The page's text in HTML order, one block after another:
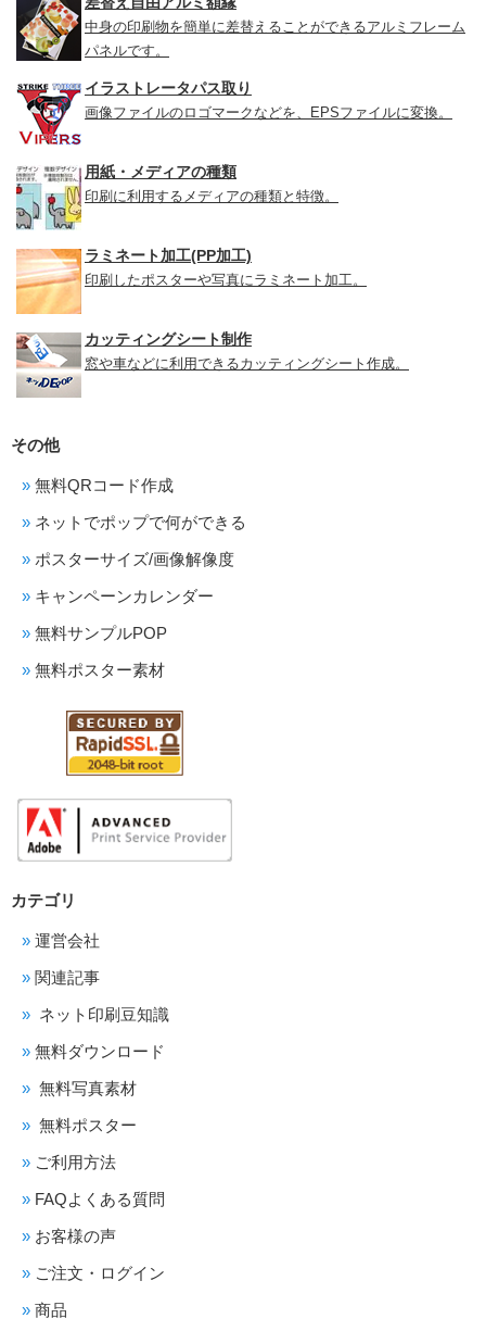
中身の印刷物を簡単に差替えることができるアルミフレーム
パネルです。
イラストレータパス取り
画像ファイルのロゴマークなどを、EPSファイルに変換。
用紙・メディアの種類
印刷に利用するメディアの種類と特徴。
ラミネート加工(PP加工)
印刷したポスターや写真にラミネート加工。
カッティングシート制作
窓や車などに利用できるカッティングシート作成。
その他
無料QRコード作成
ネットでポップで何ができる
ポスターサイズ/画像解像度
キャンペーンカレンダー
無料サンプルPOP
無料ポスター素材
カテゴリ
運営会社
関連記事
ネット印刷豆知識
無料ダウンロード
無料写真素材
無料ポスター
ご利用方法
FAQよくある質問
お客様の声
ご注文・ログイン
商品